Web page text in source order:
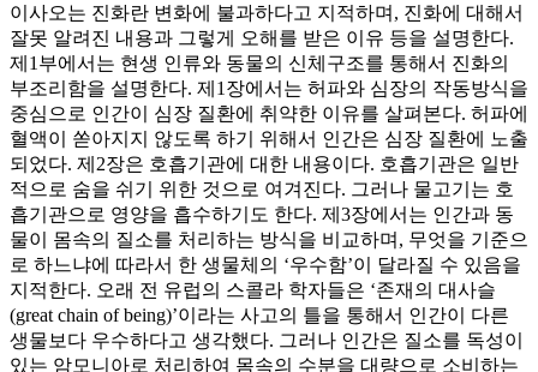
이사오는 진화란 변화에 불과하다고 지적하며, 진화에 대해서
잘못 알려진 내용과 그렇게 오해를 받은 이유 등을 설명한다.
제1부에서는 현생 인류와 동물의 신체구조를 통해서 진화의
부조리함을 설명한다. 제1장에서는 허파와 심장의 작동방식을
중심으로 인간이 심장 질환에 취약한 이유를 살펴본다. 허파에
혈액이 쏟아지지 않도록 하기 위해서 인간은 심장 질환에 노출
되었다. 제2장은 호흡기관에 대한 내용이다. 호흡기관은 일반
적으로 숨을 쉬기 위한 것으로 여겨진다. 그러나 물고기는 호
흡기관으로 영양을 흡수하기도 한다. 제3장에서는 인간과 동
물이 몸속의 질소를 처리하는 방식을 비교하며, 무엇을 기준으
로 하느냐에 따라서 한 생물체의 ‘우수함’이 달라질 수 있음을
지적한다. 오래 전 유럽의 스콜라 학자들은 ‘존재의 대사슬
(great chain of being)’이라는 사고의 틀을 통해서 인간이 다른
생물보다 우수하다고 생각했다. 그러나 인간은 질소를 독성이
있는 암모니아로 처리하여 몸속의 수분을 대량으로 소비하는